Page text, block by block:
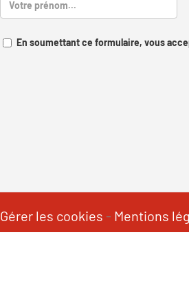
En soumettant ce formulaire, vous
Gérer les cookies - Mentions